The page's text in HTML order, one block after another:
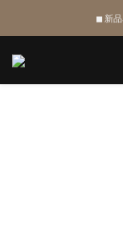
綁定
◼︎ 新
綁